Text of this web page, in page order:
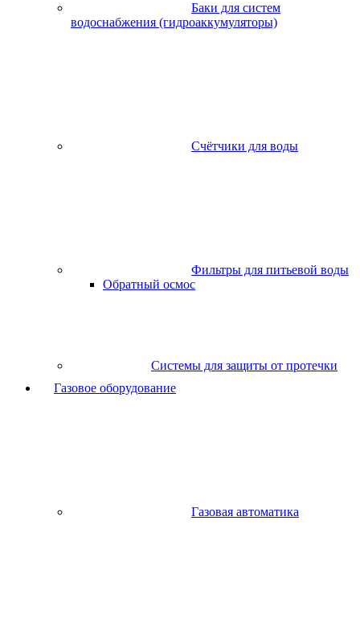
Баки для систем
водоснабжения (гидроаккумуляторы)
Счётчики для воды
Фильтры для питьевой воды
Обратный осмос
Системы для защиты от протечки
Газовое оборудование
Газовая автоматика